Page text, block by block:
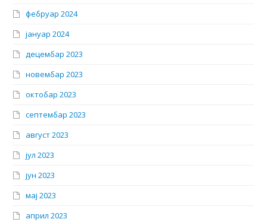
фебруар 2024
јануар 2024
децембар 2023
новембар 2023
октобар 2023
септембар 2023
август 2023
јул 2023
јун 2023
мај 2023
април 2023